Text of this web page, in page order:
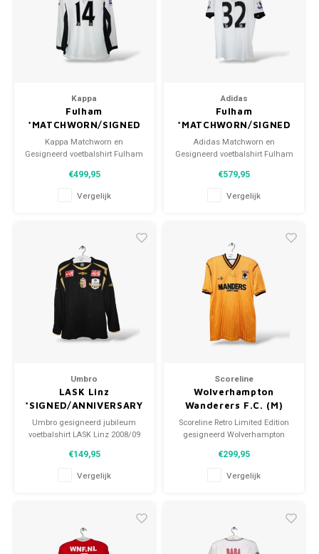
Kappa
Fulham
*MATCHWORN/SIGNED
Kappa Matchworn en
Gesigneerd voetbalshirt Fulham
Conditie: 9/10 (gebruikt)
€499,95
Vergelijk
Adidas
Fulham
*MATCHWORN/SIGNED
Adidas Matchworn en
Gesigneerd voetbalshirt Fulham
Conditie: 9/10 (gebruikt)
€579,95
Vergelijk
Umbro
LASK Linz
*SIGNED/ANNIVERSARY
Umbro gesigneerd jubileum
voetbalshirt LASK Linz 2008/09
(nieuw)
€149,95
Vergelijk
Scoreline
Wolverhampton
Wanderers F.C. (M)
*Signed
Scoreline Retro Limited Edition
gesigneerd Wolverhampton
M (unisex) Conditie: 10/10
(nieuw)
€299,95
Vergelijk